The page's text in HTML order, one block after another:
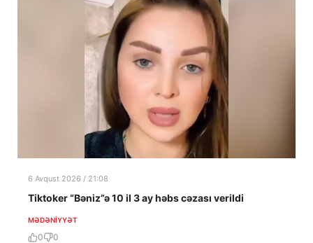
6 Avqust 2026 / 21:08
Tiktoker “Bəniz”ə 10 il 3 ay həbs cəzası verildi
MƏDƏNIYYƏT
0 0